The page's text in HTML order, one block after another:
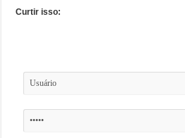
Curtir isso: